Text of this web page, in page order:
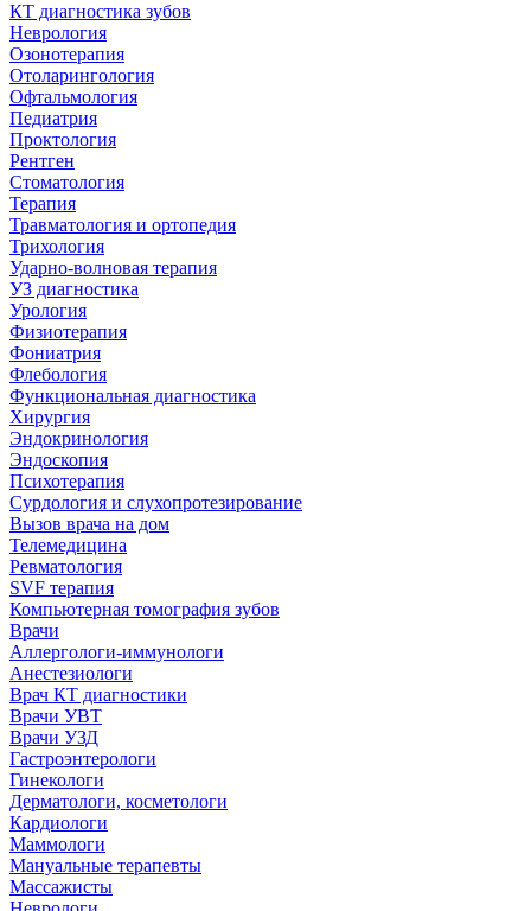
КТ диагностика зубов
Неврология
Озонотерапия
Отоларингология
Офтальмология
Педиатрия
Проктология
Рентген
Стоматология
Терапия
Травматология и ортопедия
Трихология
Ударно-волновая терапия
УЗ диагностика
Урология
Физиотерапия
Фониатрия
Флебология
Функциональная диагностика
Хирургия
Эндокринология
Эндоскопия
Психотерапия
Сурдология и слухопротезирование
Вызов врача на дом
Телемедицина
Ревматология
SVF терапия
Компьютерная томография зубов
Врачи
Аллергологи-иммунологи
Анестезиологи
Врач КТ диагностики
Врачи УВТ
Врачи УЗД
Гастроэнтерологи
Гинекологи
Дерматологи, косметологи
Кардиологи
Маммологи
Мануальные терапевты
Массажисты